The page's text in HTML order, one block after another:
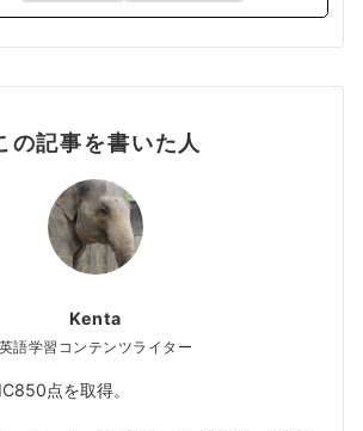
の記事を書いた人
Kenta
英語学習コンテンツライター
点を取得。